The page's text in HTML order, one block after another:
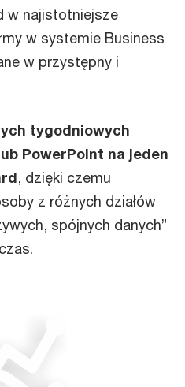
w najistotniejsze
w systemie Business
w przystępny i
tygodniowych
PowerPoint na jeden
, dzięki czemu
z różnych działów
spójnych danych”